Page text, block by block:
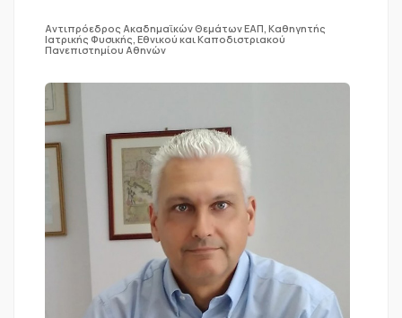
Αντιπρόεδρος Ακαδημαϊκών Θεμάτων ΕΑΠ, Καθηγητής
Ιατρικής Φυσικής, Εθνικού και Καποδιστριακού
Πανεπιστημίου Αθηνών